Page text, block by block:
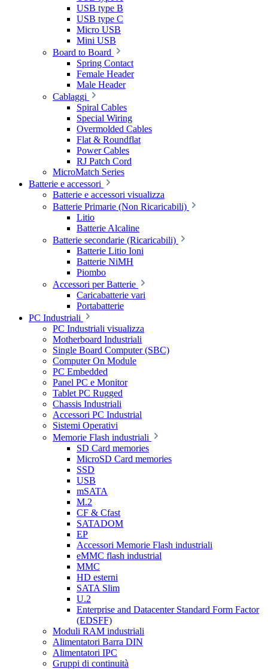
USB type B
USB type C
Micro USB
Mini USB
Board to Board
Spring Contact
Female Header
Male Header
Cablaggi
Spiral Cables
Special Wiring
Overmolded Cables
Flat & Roundflat
Power Cables
RJ Patch Cord
MicroMatch Series
Batterie e accessori
Batterie e accessori visualizza
Batterie Primarie (Non Ricaricabili)
Litio
Batterie Alcaline
Batterie secondarie (Ricaricabili)
Batterie Litio Ioni
Batterie NiMH
Piombo
Accessori per Batterie
Caricabatterie vari
Portabatterie
PC Industriali
PC Industriali visualizza
Motherboard Industriali
Single Board Computer (SBC)
Computer On Module
PC Embedded
Panel PC e Monitor
Tablet PC Rugged
Chassis Industriali
Accessori PC Industrial
Sistemi Operativi
Memorie Flash industriali
SD Card memories
MicroSD Card memories
SSD
USB
mSATA
M.2
CF & Cfast
SATADOM
EP
Accessori Memorie Flash industriali
eMMC flash industrial
MMC
HD esterni
SATA Slim
U.2
Enterprise and Datacenter Standard Form Factor
(EDSFF)
Moduli RAM industriali
Alimentatori Barra DIN
Alimentatori IPC
Gruppi di continuità